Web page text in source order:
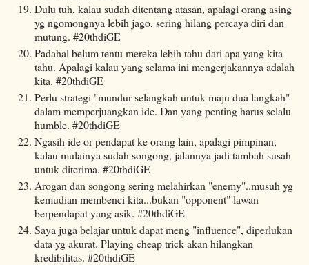
Dulu tuh, kalau sudah ditentang atasan, apalagi orang asing
yg ngomongnya lebih jago, sering hilang percaya diri dan
mutung. #20thdiGE
Padahal belum tentu mereka lebih tahu dari apa yang kita
tahu. Apalagi kalau yang selama ini mengerjakannya adalah
kita. #20thdiGE
Perlu strategi "mundur selangkah untuk maju dua langkah"
dalam memperjuangkan ide. Dan yang penting harus selalu
humble. #20thdiGE
Ngasih ide or pendapat ke orang lain, apalagi pimpinan,
kalau mulainya sudah songong, jalannya jadi tambah susah
untuk diterima. #20thdiGE
Arogan dan songong sering melahirkan "enemy"..musuh yg
kemudian membenci kita...bukan "opponent" lawan
berpendapat yang asik. #20thdiGE
Saya juga belajar untuk dapat meng "influence", diperlukan
data yg akurat. Playing cheap trick akan hilangkan
kredibilitas. #20thdiGE